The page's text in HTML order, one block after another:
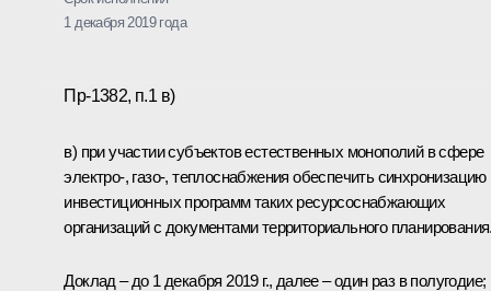
1 декабря 2019 года
Пр-1382, п.1 в)
в) при участии субъектов естественных монополий в сфере
электро-, газо-, теплоснабжения обеспечить синхронизацию
инвестиционных программ таких ресурсоснабжающих
организаций с документами территориального
Доклад – до 1 декабря 2019 г., далее – один раз в полугодие;